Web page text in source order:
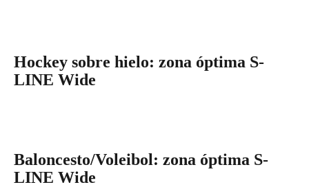
Hockey sobre hielo: zona óptima S-
LINE Wide
Baloncesto/Voleibol: zona óptima S-
LINE Wide